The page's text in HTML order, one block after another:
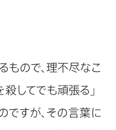
もので、理不尽なこ
してでも頑張る」
ですが、その言葉に